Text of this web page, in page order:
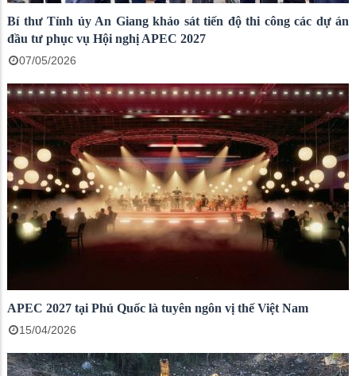
Bí thư Tỉnh ủy An Giang khảo sát tiến độ thi công các dự án
đầu tư phục vụ Hội nghị APEC 2027
07/05/2026
APEC 2027 tại Phú Quốc là tuyên ngôn vị thế Việt Nam
15/04/2026